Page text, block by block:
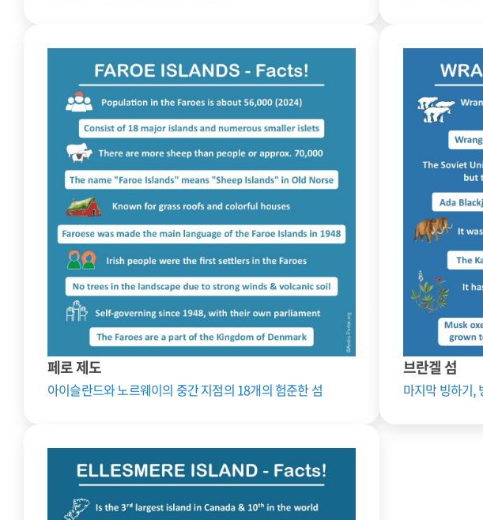
페로 제도
아이슬란드와 노르웨이의 중간 지점의 18개의 험준한 섬
브란겔 섬
마지막 빙하기,